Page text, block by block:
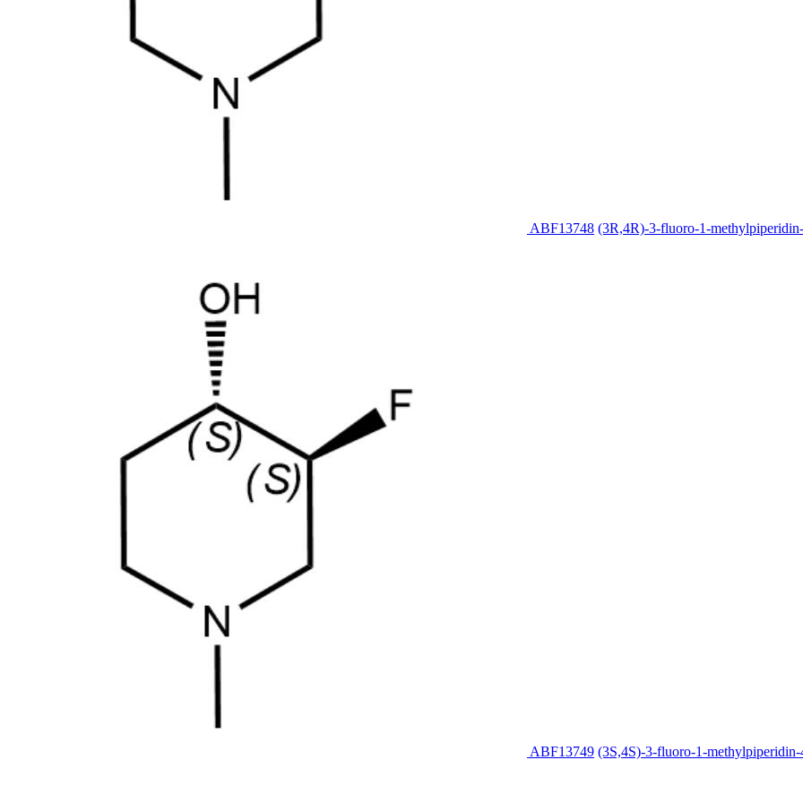
ABF13748 (3R,4R)-3-fluoro-1-
ABF13749 (3S,4S)-3-fluoro-1-